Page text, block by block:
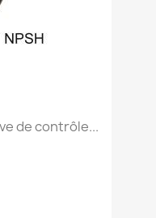
de contrôle...